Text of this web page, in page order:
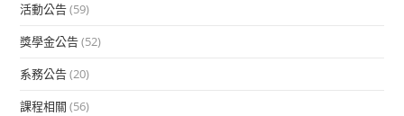
活動公告(59)
獎學金公告(52)
系務公告(20)
課程相關 (56)